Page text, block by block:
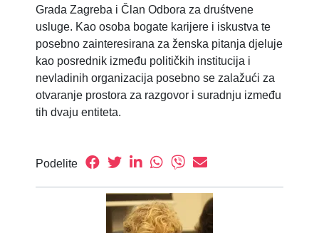
Grada Zagreba i Član Odbora za druśtvene
usluge. Kao osoba bogate karijere i iskustva te
posebno zainteresirana za ženska pitanja djeluje
kao posrednik između političkih institucija i
nevladinih organizacija posebno se zalažući za
otvaranje prostora za razgovor i suradnju između
tih dvaju entiteta.
Podelite